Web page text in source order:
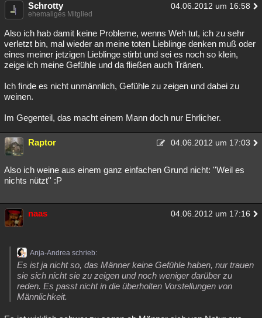
Schrotty 04.06.2012 um 16:58
ehemaliges Mitglied
Also ich hab damit keine Probleme, wenns Weh tut, ich zu sehr
verletzt bin, mal wieder an meine toten Lieblinge denken muß oder
eines meiner jetzigen Lieblinge stirbt und sei es noch so klein,
zeige ich meine Gefühle und da fließen auch Tränen.
Ich finde es nicht unmännlich, Gefühle zu zeigen und dabei zu
weinen.
Im Gegenteil, das macht einem Mann doch nur Ehrlicher.
Raptor 04.06.2012 um 17:03
Also ich weine aus einem ganz einfachen Grund nicht: ''Weil es
nichts nützt'' :P
naas 04.06.2012 um 17:16
Anja-Andrea schrieb:
Es ist ja nicht so, das Männer keine Gefühle haben, nur trauen
sie sich nicht sie zu zeigen und noch weniger darüber zu
reden. Es passt nicht in die überholten Vorstellungen von
Männlichkeit.